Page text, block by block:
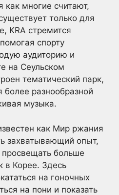
многие считают,
только для
KRA стремится
спорту
аудиторию и
на Сеульском
тематический парк,
более разнообразной
музыка.
как Мир ржания
захватывающий опыт,
больше
в Корее. Здесь
на гоночных
на пони и показать